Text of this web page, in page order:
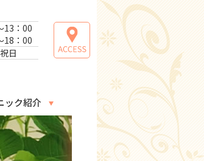
13：00
18：00
日
ック紹介